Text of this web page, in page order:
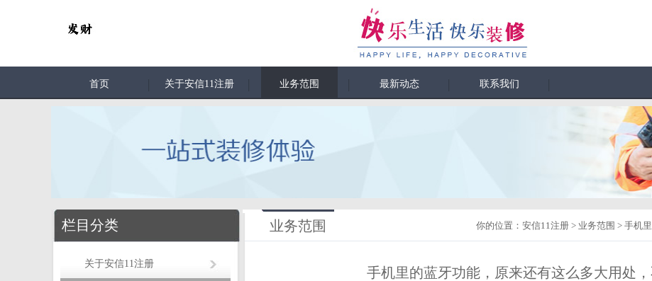
首页 关于安信11注册 业务范围 最新动态 联系我们
栏目分类
关于安信11注册
业务范围 你的位置： 安信11注册 > 业务范围 > 手机
手机里的蓝牙功能，原来还有这么多大用处